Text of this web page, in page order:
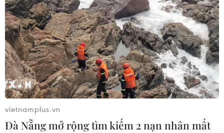
vietnamplus.vn
Đà Nẵng mở rộng tìm kiếm 2 nạn nhân mất